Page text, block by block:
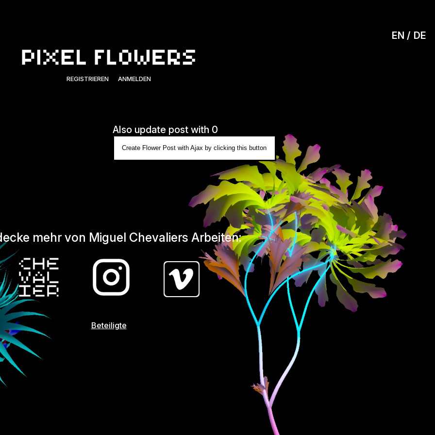
REGISTRIEREN ANMELDEN
EN DE
Also update post with 0
Create Flower Post with Ajax by clicking this button
mehr von Miguel Chevaliers Arbeiten:
Beteiligte